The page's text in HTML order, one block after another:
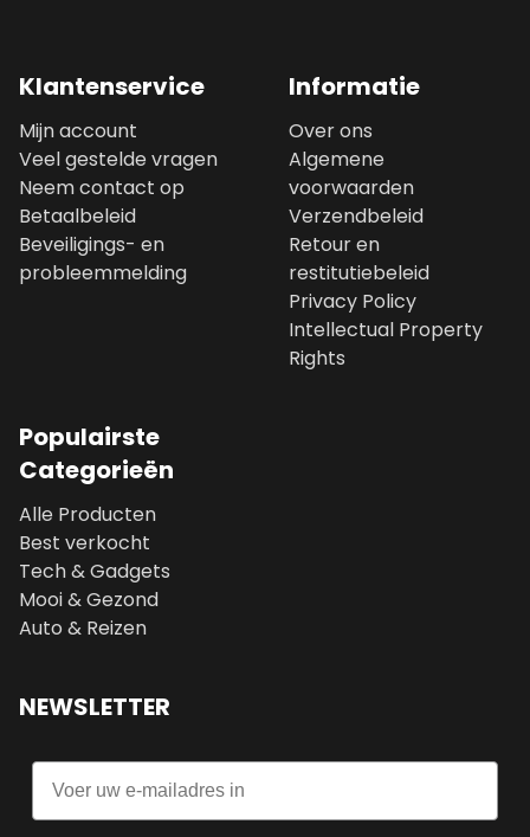
Klantenservice
Mijn account
Veel gestelde vragen
Neem contact op
Betaalbeleid
Beveiligings- en
probleemmelding
Informatie
Over ons
Algemene
voorwaarden
Verzendbeleid
Retour en
restitutiebeleid
Privacy Policy
Intellectual Property
Rights
Populairste
Categorieën
Alle Producten
Best verkocht
Tech & Gadgets
Mooi & Gezond
Auto & Reizen
NEWSLETTER
Email